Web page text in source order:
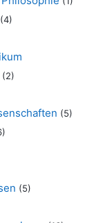
(4)
(2)
(5)
(5)